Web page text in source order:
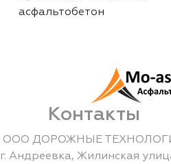
асфальтобетон
Контакты
ООО ДОРОЖНЫЕ
г. Андреевка, Жилинская